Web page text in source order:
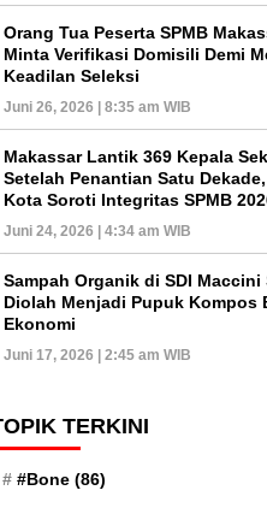
Orang Tua Peserta SPMB
Minta Verifikasi Domisili Demi
Keadilan Seleksi
Juni 26, 2026 | 8:35 am WIB
Makassar Lantik 369 Kepala
Setelah Penantian Satu Dekade,
Kota Soroti Integritas SPMB
Juni 24, 2026 | 4:34 am WIB
Sampah Organik di SDI Maccini
Diolah Menjadi Pupuk Kompos
Ekonomi
Juni 17, 2026 | 2:45 am WIB
TERKINI
#Bone (86)